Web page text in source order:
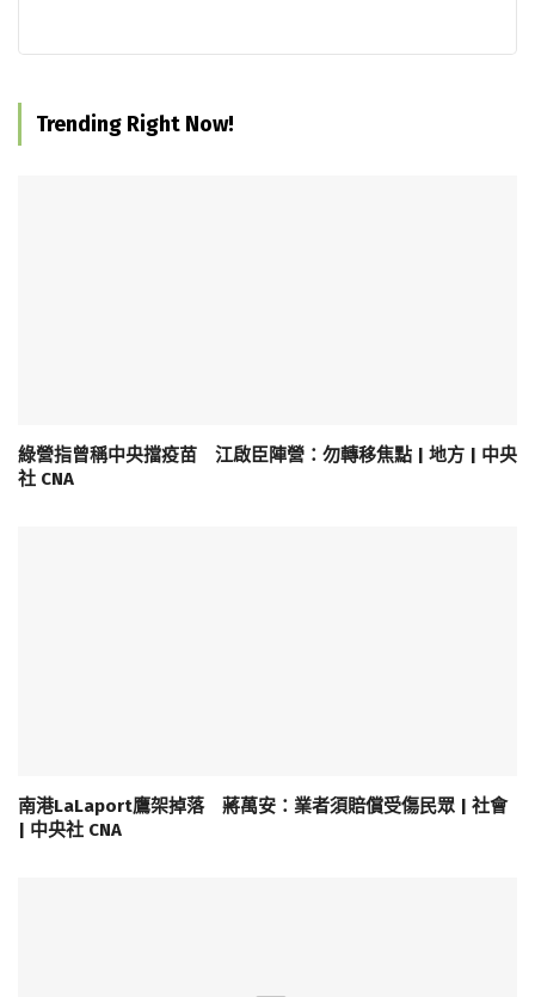
Trending Right Now!
綠營指曾稱中央擋疫苗 江啟臣陣營：勿轉移焦點 | 地方 | 中央
社 CNA
南港LaLaport鷹架掉落 蔣萬安：業者須賠償受傷民眾 | 社會
| 中央社 CNA